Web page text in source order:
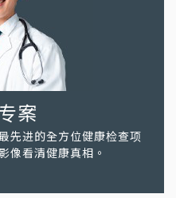
案
先进的全方位健康检查项
像看清健康真相。